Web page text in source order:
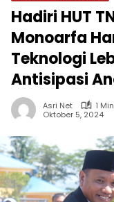
Hadiri HUT
Monoarfa
Teknologi
Antisipasi
Asri Net
1
Oktober 5, 2024